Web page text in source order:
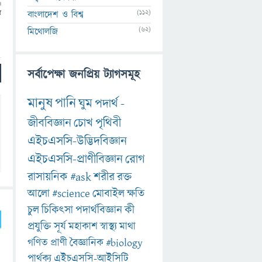
বাংলাদেশ ও বিশ্ব (112)
মিথোলজি (62)
সর্বাপেক্ষা জনপ্রিয় ট্যাগসমূহ
মানুষপানিঘুমপদার্থ-
জীববিজ্ঞানচোখপৃথিবী
এইচএসসি-উদ্ভিদবিজ্ঞান
এইচএসসি-প্রাণীবিজ্ঞানরোগ
রাসায়নিক#askশরীররক্ত
আলো#scienceমোবাইলক্ষতি
চুলচিকিৎসাপদার্থবিজ্ঞানকী
প্রযুক্তিসূর্যমহাকাশস্বাস্থ্যমাথা
গণিত প্রাণীবৈজ্ঞানিক#biology
পার্থক্য এইচএসসি-আইসিটি